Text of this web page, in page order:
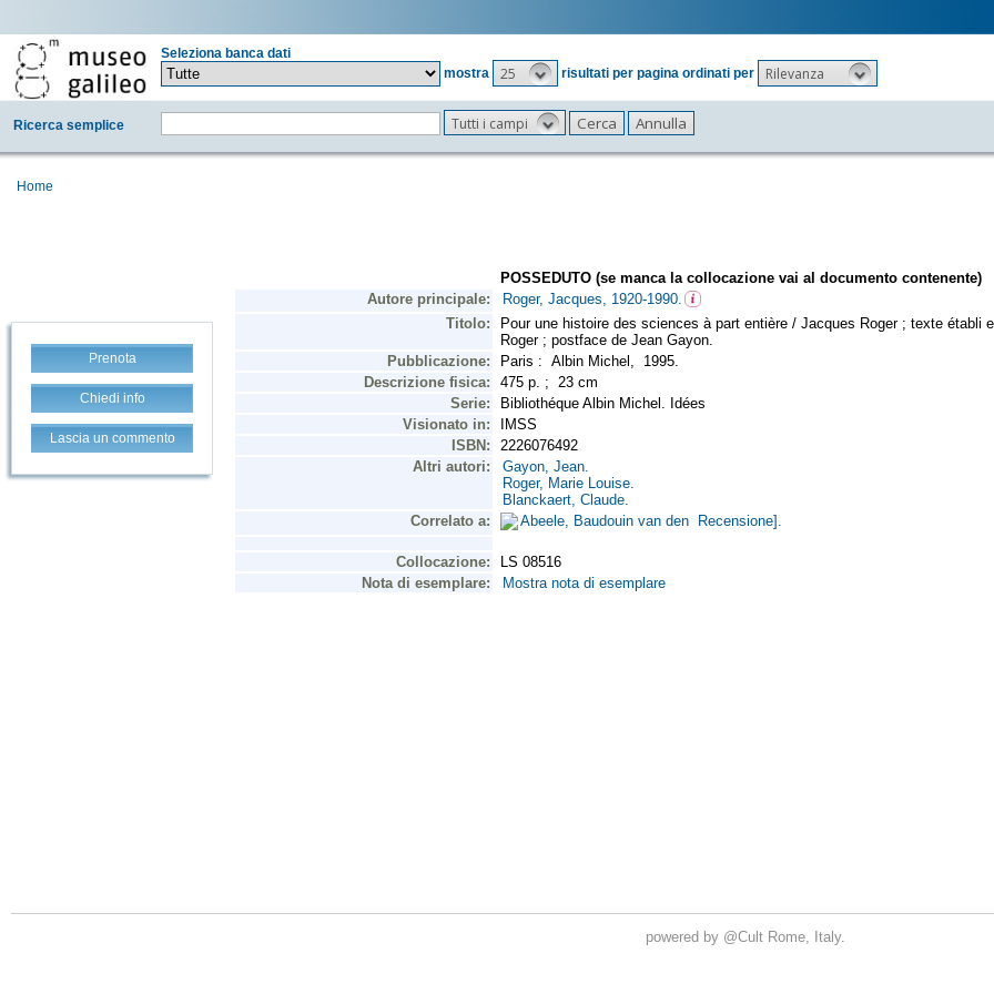
Seleziona banca dati
mostra
25 risultati per pagina ordinati per Rilevanza
Ricerca semplice Tutti i campi
Home
Prenota
Chiedi info
Lascia un commento
powered by @Cult Rome, Italy.